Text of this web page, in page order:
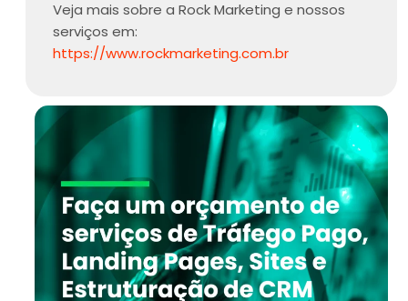
Veja mais sobre a Rock Marketing e nossos
serviços em:
https://www.rockmarketing.com.br